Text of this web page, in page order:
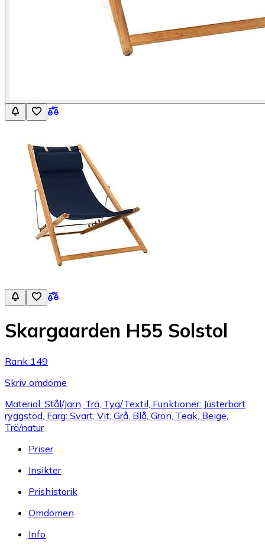
Skargaarden H55 Solstol
Rank 149
Skriv omdöme
Material: Stål/Järn, Trä, Tyg/Textil, Funktioner: Justerbart
ryggstöd, Färg: Svart, Vit, Grå, Blå, Grön, Teak, Beige,
Trä/natur
Priser
Insikter
Prishistorik
Omdömen
Info